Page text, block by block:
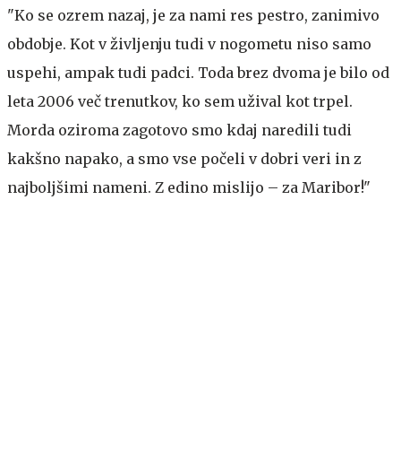
"Ko se ozrem nazaj, je za nami res pestro, zanimivo
obdobje. Kot v življenju tudi v nogometu niso samo
uspehi, ampak tudi padci. Toda brez dvoma je bilo od
leta 2006 več trenutkov, ko sem užival kot trpel.
Morda oziroma zagotovo smo kdaj naredili tudi
kakšno napako, a smo vse počeli v dobri veri in z
najboljšimi nameni. Z edino mislijo – za Maribor!"